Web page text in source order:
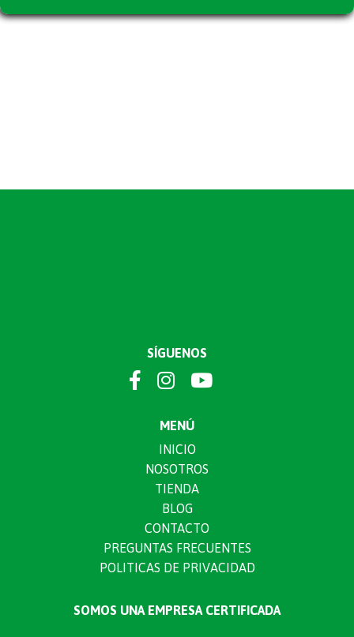
SÍGUENOS
MENÚ
INICIO
NOSOTROS
TIENDA
BLOG
CONTACTO
PREGUNTAS FRECUENTES
POLITICAS DE PRIVACIDAD
SOMOS UNA EMPRESA CERTIFICADA